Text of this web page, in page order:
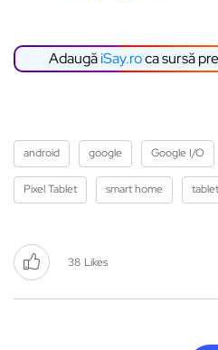
AdaugăiSay.roca sursă
android google Google I/O
Pixel Tablet smart home
38 Likes